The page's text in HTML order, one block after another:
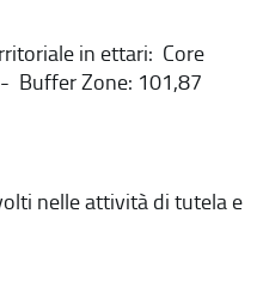
in ettari: Core
Buffer Zone: 101,87
nelle attività di tutela e